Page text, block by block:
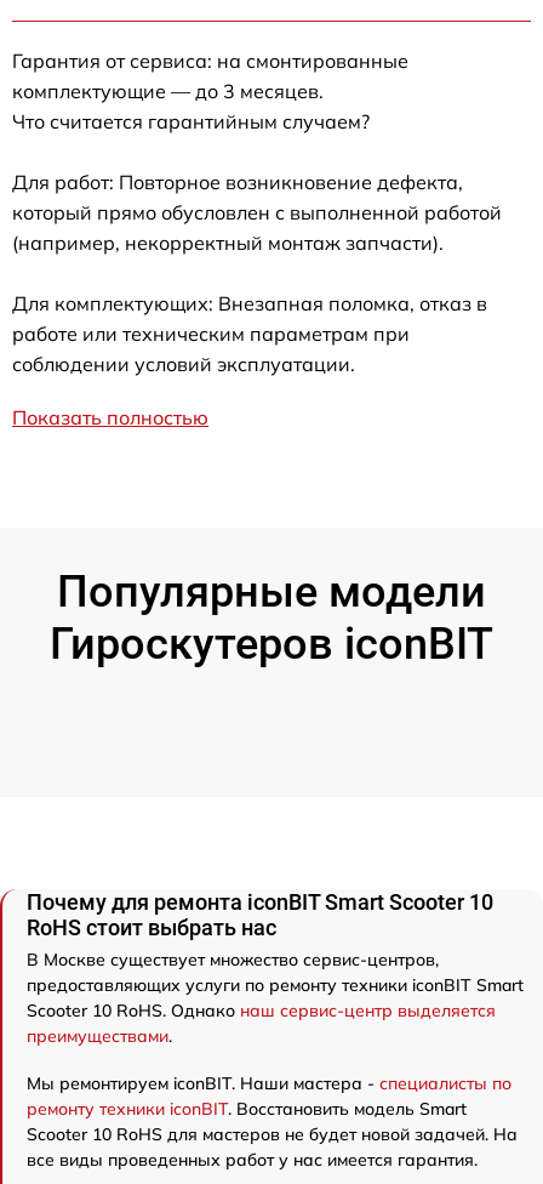
Гарантия от сервиса: на смонтированные
комплектующие — до 3 месяцев.
Что считается гарантийным случаем?
Для работ: Повторное возникновение дефекта,
который прямо обусловлен с выполненной работой
(например, некорректный монтаж запчасти).
Для комплектующих: Внезапная поломка, отказ в
работе или техническим параметрам при
соблюдении условий эксплуатации.
Показать полностью
Популярные модели
Гироскутеров iconBIT
Почему для ремонта iconBIT Smart Scooter 10
RoHS стоит выбрать нас
В Москве существует множество сервис-центров,
предоставляющих услуги по ремонту техники iconBIT Smart
Scooter 10 RoHS. Однако наш сервис-центр выделяется
преимуществами.
Мы ремонтируем iconBIT. Наши мастера - специалисты по
ремонту техники iconBIT. Восстановить модель Smart
Scooter 10 RoHS для мастеров не будет новой задачей. На
все виды проведенных работ у нас имеется гарантия.